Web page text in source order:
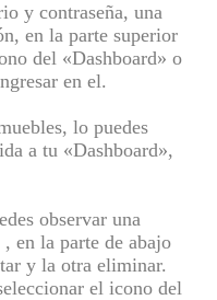
y contraseña, una
en la parte superior
del «Dashboard» o
en el.
lo puedes
a tu «Dashboard»,
observar una
en la parte de abajo
y la otra eliminar.
el icono del